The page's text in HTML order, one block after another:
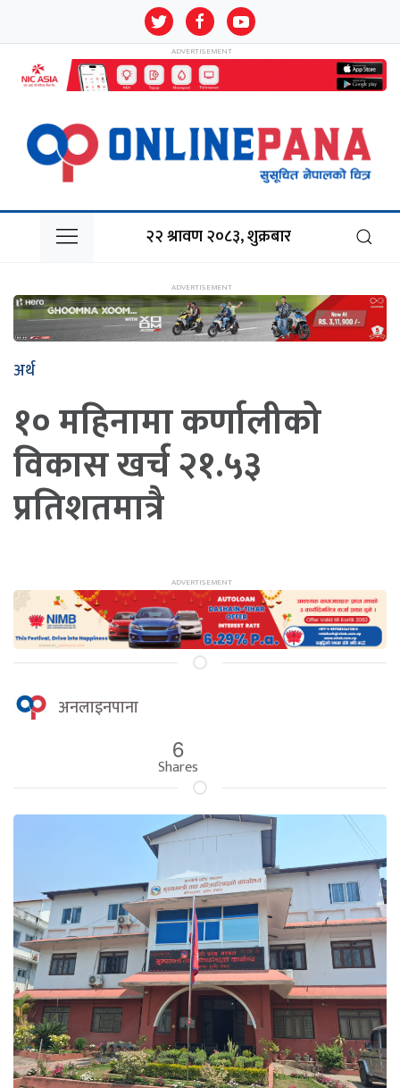
२२ श्रावण २०८३, शुक्रबार
अर्थ
१० महिनामा कर्णालीको
विकास खर्च २१.५३
प्रतिशतमात्रै
अनलाइनपाना
6
Shares